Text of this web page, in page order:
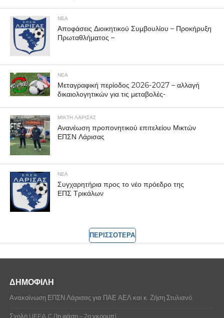
ΝΕΑ
Αποφάσεις Διοικητικού Συμβουλίου – Προκήρυξη
Πρωταθλήματος –
ΝΕΑ
Μεταγραφική περίοδος 2026-2027 – αλλαγή
δικαιολογητικών για τις μεταβολές-
ΜΙΚΤΗ ΛΑΡΙΣΑΣ
Ανανέωση προπονητικού επιτελείου Μικτών
ΕΠΣΝ Λάρισας
ΝΕΑ
Συγχαρητήρια προς το νέο πρόεδρο της
ΕΠΣ Τρικάλων
ΠΕΡΙΣΣΟΤΕΡΑ
ΔΗΜΟΦΙΛΗ
Ανακοίνωση ΕΠΣΝ Λάρισας για ΠΑΕ ΑΕΛ και κ. Ζήση Στυλιανό.
Σχολή UEFA C (1η φάση – 2ο γκρουπ)